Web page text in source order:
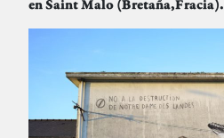
en Saint Malo (Bretaña,Fracia).